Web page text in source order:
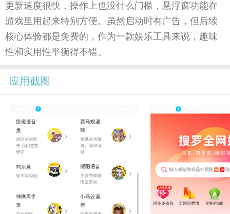
更新速度很快，操作上也没什么门槛，悬浮窗功能在
游戏里用起来特别方便。虽然启动时有广告，但后续
核心体验都是免费的，作为一款娱乐工具来说，趣味
性和实用性平衡得不错。
应用截图